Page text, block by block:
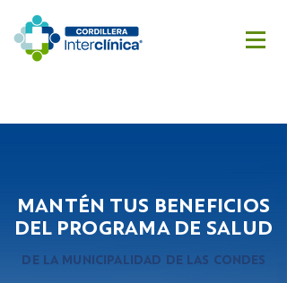
MANTÉN TUS BENEFICIOS
DEL PROGRAMA DE SALUD
DE LA MUNICIPALIDAD DE LAS CONDES